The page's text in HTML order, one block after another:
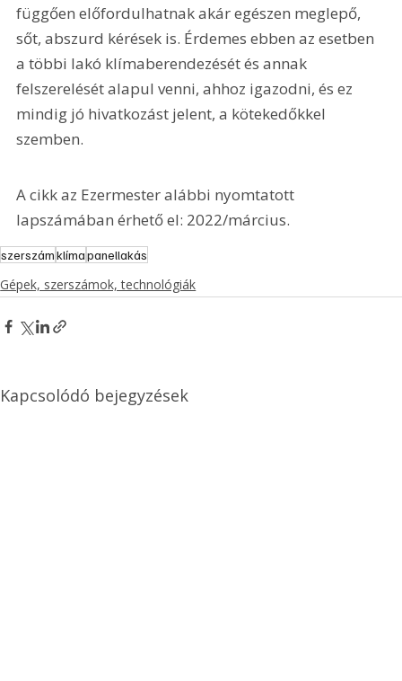
függően előfordulhatnak akár egészen meglepő,
sőt, abszurd kérések is. Érdemes ebben az esetben
a többi lakó klímaberendezését és annak
felszerelését alapul venni, ahhoz igazodni, és ez
mindig jó hivatkozást jelent, a kötekedőkkel
szemben.
A cikk az Ezermester alábbi nyomtatott
lapszámában érhető el: 2022/március.
szerszámklímapanellakás
Gépek, szerszámok, technológiák
Kapcsolódó bejegyzések